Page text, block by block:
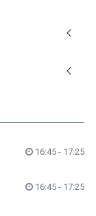
16:45 - 17:25
16:45 - 17:25